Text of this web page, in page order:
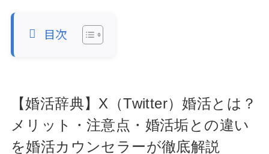
目次
【婚活辞典】X（Twitter）婚活とは？
メリット・注意点・婚活垢との違い
を婚活カウンセラーが徹底解説